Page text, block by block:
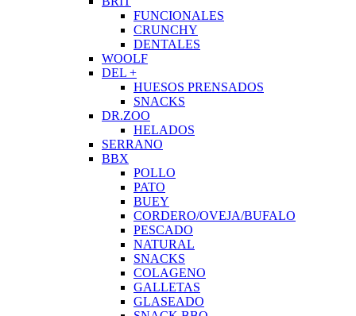
FUNCIONALES
CRUNCHY
DENTALES
WOOLF
DEL +
HUESOS PRENSADOS
SNACKS
DR.ZOO
HELADOS
SERRANO
BBX
POLLO
PATO
BUEY
CORDERO/OVEJA/BUFALO
PESCADO
NATURAL
SNACKS
COLAGENO
GALLETAS
GLASEADO